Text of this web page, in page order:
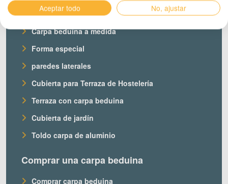
Nuestras carpas beduinas
Carpa beduina a medida
Forma especial
paredes laterales
Cubierta para Terraza de Hostelería
Terraza con carpa beduina
Cubierta de jardín
Toldo carpa de aluminio
Comprar una carpa beduina
Comprar carpa beduina
Aceptar todo No, ajustar